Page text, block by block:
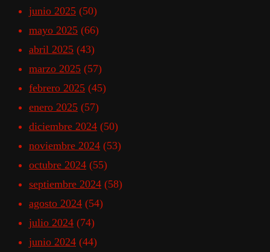
junio 2025 (50)
mayo 2025 (66)
abril 2025 (43)
marzo 2025 (57)
febrero 2025 (45)
enero 2025 (57)
diciembre 2024 (50)
noviembre 2024 (53)
octubre 2024 (55)
septiembre 2024 (58)
agosto 2024 (54)
julio 2024 (74)
junio 2024 (44)